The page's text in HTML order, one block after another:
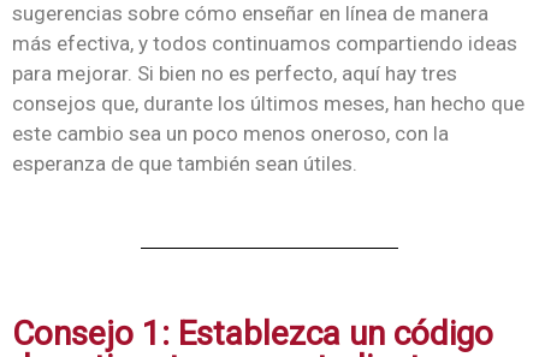
sugerencias sobre cómo enseñar en línea de manera
más efectiva, y todos continuamos compartiendo ideas
para mejorar. Si bien no es perfecto, aquí hay tres
consejos que, durante los últimos meses, han hecho que
este cambio sea un poco menos oneroso, con la
esperanza de que también sean útiles.
Consejo 1: Establezca un código